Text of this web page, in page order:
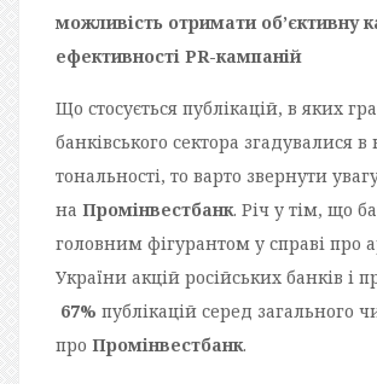
можливість отримати об’єктивну
ефективності PR-кампаній
Що стосується публікацій, в яких
банківського сектора згадувалися в
тональності, то варто звернути
на Промінвестбанк. Річ у тім, що
головним фігурантом у справі про
України акцій російських банків і
67% публікацій серед загального
про Промінвестбанк.